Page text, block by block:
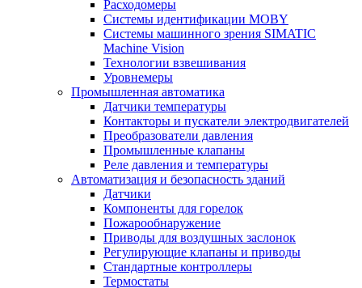
Расходомеры
Системы идентификации MOBY
Системы машинного зрения SIMATIC
Machine Vision
Технологии взвешивания
Уровнемеры
Промышленная автоматика
Датчики температуры
Контакторы и пускатели электродвигателей
Преобразователи давления
Промышленные клапаны
Реле давления и температуры
Автоматизация и безопасность зданий
Датчики
Компоненты для горелок
Пожарообнаружение
Приводы для воздушных заслонок
Регулирующие клапаны и приводы
Стандартные контроллеры
Термостаты